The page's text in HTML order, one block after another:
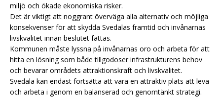
miljö och ökade ekonomiska risker.
Det är viktigt att noggrant överväga alla alternativ och möjliga
konsekvenser för att skydda Svedalas framtid och invånarnas
livskvalitet innan beslutet fattas.
Kommunen måste lyssna på invånarnas oro och arbeta för att
hitta en lösning som både tillgodoser infrastrukturens behov
och bevarar områdets attraktionskraft och livskvalitet.
Svedala kan endast fortsätta att vara en attraktiv plats att leva
och arbeta i genom en balanserad och genomtänkt strategi.